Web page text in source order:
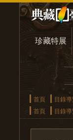
珍藏特展
首頁 目錄
首頁
目錄